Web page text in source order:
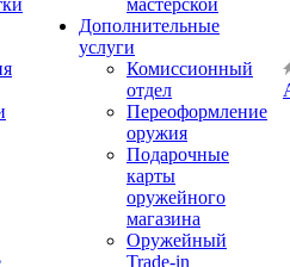
мастерской
Дополнительные
услуги
Комиссионный
отдел
Переоформление
оружия
Подарочные
карты
оружейного
магазина
Оружейный
Trade-in